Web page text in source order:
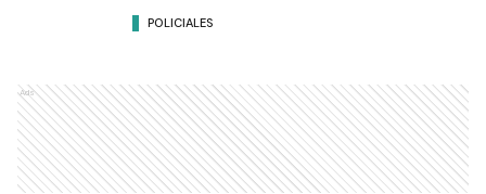
POLICIALES
Ads